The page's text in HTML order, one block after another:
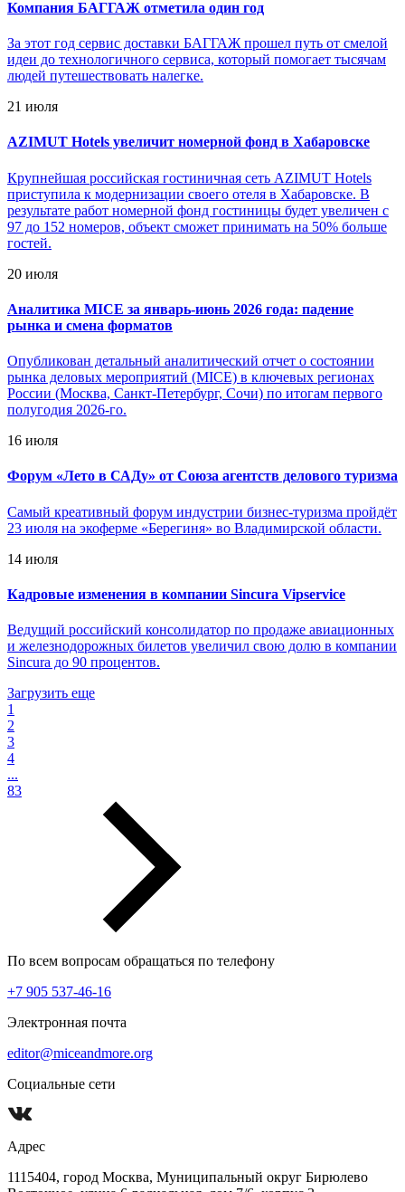
Компания БАГГАЖ отметила один год
За этот год сервис доставки БАГГАЖ прошел путь от смелой
идеи до технологичного сервиса, который помогает тысячам
людей путешествовать налегке.
21 июля
AZIMUT Hotels увеличит номерной фонд в Хабаровске
Крупнейшая российская гостиничная сеть AZIMUT Hotels
приступила к модернизации своего отеля в Хабаровске. В
результате работ номерной фонд гостиницы будет увеличен с
97 до 152 номеров, объект сможет принимать на 50% больше
гостей.
20 июля
Аналитика MICE за январь-июнь 2026 года: падение
рынка и смена форматов
Опубликован детальный аналитический отчет о состоянии
рынка деловых мероприятий (MICE) в ключевых регионах
России (Москва, Санкт-Петербург, Сочи) по итогам первого
полугодия 2026-го.
16 июля
Форум «Лето в САДу» от Союза агентств делового туризма
Самый креативный форум индустрии бизнес-туризма пройдёт
23 июля на экоферме «Берегиня» во Владимирской области.
14 июля
Кадровые изменения в компании Sincura Vipservice
Ведущий российский консолидатор по продаже авиационных
и железнодорожных билетов увеличил свою долю в компании
Sincura до 90 процентов.
Загрузить еще
1
2
3
4
...
83
По всем вопросам обращаться по телефону
+7 905 537-46-16
Электронная почта
editor@miceandmore.org
Социальные сети
Адрес
1115404, город Москва, Муниципальный округ Бирюлево